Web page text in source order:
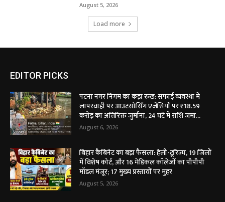
August 5, 2026
Load more
EDITOR PICKS
पटना नगर निगम का कड़ा रुख: सफाई व्यवस्था में
लापरवाही पर आउटसोर्सिंग एजेंसियों पर ₹18.59
करोड़ का अतिरिक्त जुर्माना, 24 घंटे में राशि जमा...
August 6, 2026
बिहार कैबिनेट का बड़ा फैसला: हेली-टूरिज्म, 19 जिलों
में विशेष कोर्ट, और 16 मेडिकल कॉलेजों का पीपीपी
मॉडल मंजूर; 17 मुख्य प्रस्तावों पर मुहर
August 5, 2026